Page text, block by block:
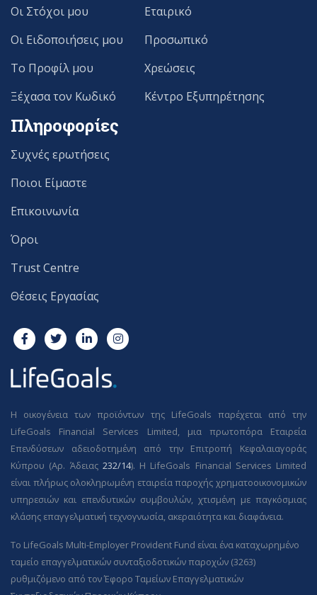
Η οικογένεια των προϊόντων της LifeGoals παρέχεται από την
LifeGoals Financial Services Limited, μια πρωτοπόρα Εταιρεία
Επενδύσεων αδειοδοτημένη από την Επιτροπή Κεφαλαιαγοράς
Κύπρου (Αρ. Άδειας 232/14). Η LifeGoals Financial Services Limited
είναι πλήρως ολοκληρωμένη εταιρεία παροχής χρηματοοικονομικών
υπηρεσιών και επενδυτικών συμβουλών, χτισμένη με παγκόσμιας
κλάσης επαγγελματική τεχνογνωσία, ακεραιότητα και διαφάνεια.
Το LifeGoals Multi-Employer Provident Fund είναι ένα καταχωρημένο
ταμείο επαγγελματικών συνταξιοδοτικών παροχών (3263)
ρυθμιζόμενο από τον Έφορο Ταμείων Επαγγελματικών
Οι Στόχοι μου
Οι Ειδοποιήσεις μου
Το Προφίλ μου
Ξέχασα τον Κωδικό
Εταιρικό
Προσωπικό
Χρεώσεις
Κέντρο Εξυπηρέτησης
Πληροφορίες
Συχνές ερωτήσεις
Ποιοι Είμαστε
Επικοινωνία
Όροι
Trust Centre
Θέσεις Εργασίας